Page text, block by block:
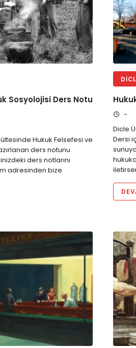
Sosyolojisi Ders Notu
Hukuk Felsefesi ve
ders notunu
ders notlarını
adresinden bize
-
Dicle
Dersi